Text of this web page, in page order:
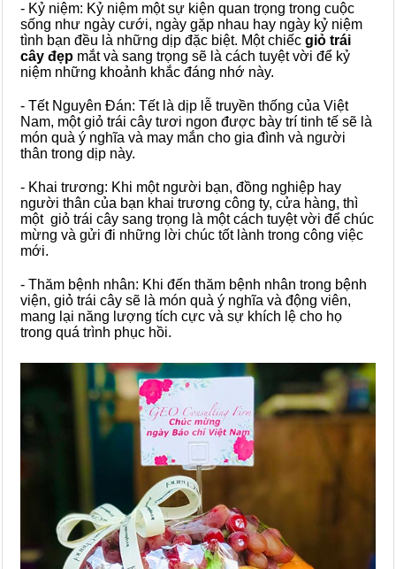
- Kỷ niệm: Kỷ niệm một sự kiện quan trọng trong cuộc
sống như ngày cưới, ngày gặp nhau hay ngày kỷ niệm
tình bạn đều là những dịp đặc biệt. Một chiếc giỏ trái
cây đẹp mắt và sang trọng sẽ là cách tuyệt vời để kỷ
niệm những khoảnh khắc đáng nhớ này.
- Tết Nguyên Đán: Tết là dịp lễ truyền thống của Việt
Nam, một giỏ trái cây tươi ngon được bày trí tinh tế sẽ là
món quà ý nghĩa và may mắn cho gia đình và người
thân trong dịp này.
- Khai trương: Khi một người bạn, đồng nghiệp hay
người thân của bạn khai trương công ty, cửa hàng, thì
một giỏ trái cây sang trọng là một cách tuyệt vời để chúc
mừng và gửi đi những lời chúc tốt lành trong công việc
mới.
- Thăm bệnh nhân: Khi đến thăm bệnh nhân trong bệnh
viện, giỏ trái cây sẽ là món quà ý nghĩa và động viên,
mang lại năng lượng tích cực và sự khích lệ cho họ
trong quá trình phục hồi.